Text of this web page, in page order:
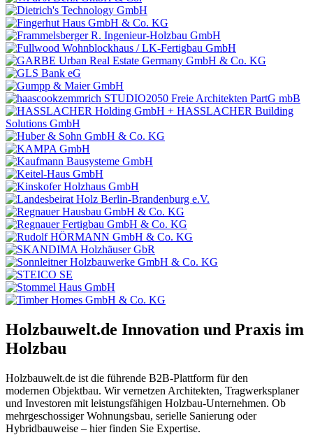
Holzbauwelt.de Innovation und Praxis im
Holzbau
Holzbauwelt.de ist die führende B2B-Plattform für den
modernen Objektbau. Wir vernetzen Architekten, Tragwerksplaner
und Investoren mit leistungsfähigen Holzbau-Unternehmen. Ob
mehrgeschossiger Wohnungsbau, serielle Sanierung oder
Hybridbauweise – hier finden Sie Expertise.